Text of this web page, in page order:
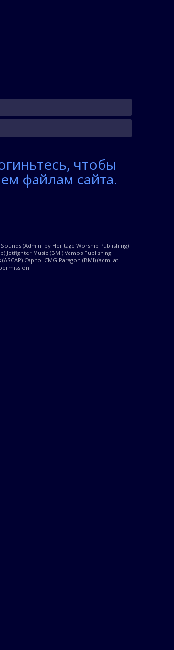
чтобы
файлам сайта.
(Admin. by Heritage Worship Publishing)
Jetfighter Music (BMI) Vamos Publishing
Capitol CMG Paragon (BMI) (adm. at